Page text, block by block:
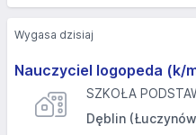
Nauczyciel logopeda (k/
SZKOŁA
Dęblin
Wygasa dzisiaj